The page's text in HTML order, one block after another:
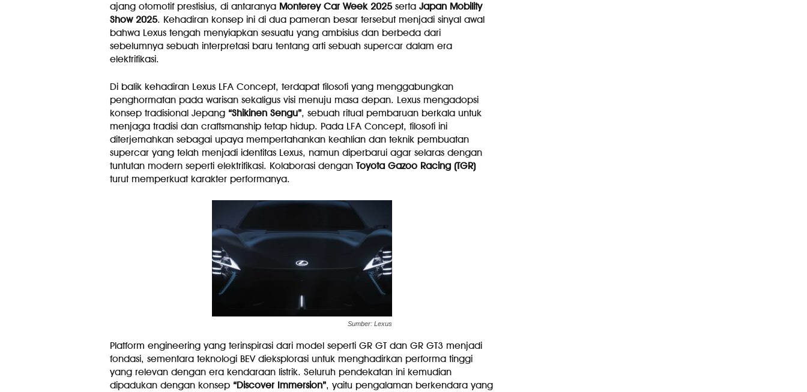
ajang otomotif prestisius, di antaranya Monterey Car Week 2025serta Japan Mobility
Show 2025. Kehadiran konsep ini di dua pameran besar tersebut menjadi sinyal awal
bahwa Lexus tengah menyiapkan sesuatu yang ambisius dan berbeda dari
sebelumnya sebuah interpretasi baru tentang arti sebuah supercar dalam era
elektrifikasi.
Di balik kehadiran Lexus LFA Concept, terdapat filosofi yang menggabungkan
penghormatan pada warisan sekaligus visi menuju masa depan. Lexus mengadopsi
konsep tradisional Jepang “Shikinen Sengu”, sebuah ritual pembaruan berkala untuk
menjaga tradisi dan craftsmanship tetap hidup. Pada LFA Concept, filosofi ini
diterjemahkan sebagai upaya mempertahankan keahlian dan teknik pembuatan
supercar yang telah menjadi identitas Lexus, namun diperbarui agar selaras dengan
tuntutan modern seperti elektrifikasi. Kolaborasi dengan Toyota Gazoo Racing (TGR)
turut memperkuat karakter performanya.
Sumber: Lexus
Platform engineering yang terinspirasi dari model seperti GR GT dan GR GT3 menjadi
fondasi, sementara teknologi BEV dieksplorasi untuk menghadirkan performa tinggi
yang relevan dengan era kendaraan listrik. Seluruh pendekatan ini kemudian
dipadukan dengan konsep “Discover Immersion”, yaitu pengalaman berkendara yang